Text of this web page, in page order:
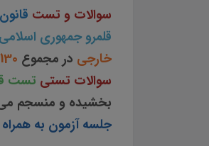
سوالات و تست
قلمرو جمهوری
خارجی در مجموع 130
سوالات تستی تست
بخشیده و منسجم می
جلسه آزمون به همراه